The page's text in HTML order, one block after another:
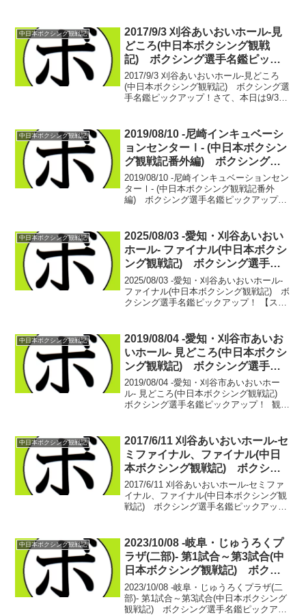
中日本ボクシング観戦記
2017/9/3 刈谷あいおいホール-見
どころ(中日本ボクシング観戦
記) ボクシング選手名鑑ピック
アップ！
2017/9/3 刈谷あいおいホール-見どころ
(中日本ボクシング観戦記) ボクシング選
手名鑑ピックアップ！さて、本日は9/3に
後楽園では将来のチャンピオ...
中日本ボクシング観戦記
2019/08/10 -尼崎インキュベーシ
ョンセンターⅠ- (中日本ボクシン
グ観戦記番外編) ボクシング選
手名鑑ピックアップ！
2019/08/10 -尼崎インキュベーションセン
ターⅠ- (中日本ボクシング観戦記番外
編) ボクシング選手名鑑ピックアップ！
に差し掛かる4週目。関西遠征に飛び、
10...
中日本ボクシング観戦記
2025/08/03 -愛知・刈谷あいおい
ホール- ファイナル(中日本ボクシ
ング観戦記) ボクシング選手名
鑑ピックアップ！
2025/08/03 -愛知・刈谷あいおいホール-
ファイナル(中日本ボクシング観戦記) ボ
クシング選手名鑑ピックアップ！ 【スー
ャブを突いていく樫谷に対し...
中日本ボクシング観戦記
2019/08/04 -愛知・刈谷市あいお
いホール- 見どころ(中日本ボクシ
ング観戦記) ボクシング選手名
鑑ピックアップ！
2019/08/04 -愛知・刈谷市あいおいホー
ル- 見どころ(中日本ボクシング観戦記)
ボクシング選手名鑑ピックアップ！ 観戦
どころ紹介！ この日、我らが中日本を
背...
中日本ボクシング観戦記
2017/6/11 刈谷あいおいホール-セ
ミファイナル、ファイナル(中日
本ボクシング観戦記) ボクシン
グ選手名鑑ピックアップ！
2017/6/11 刈谷あいおいホール-セミファ
イナル、ファイナル(中日本ボクシング観
戦記) ボクシング選手名鑑ピックアッ
シア)・丸木 和也 24戦19勝(...
中日本ボクシング観戦記
2023/10/08 -岐阜・じゅうろくプ
ラザ(二部)- 第1試合～第3試合(中
日本ボクシング観戦記) ボクシ
ング選手名鑑ピックアップ！
2023/10/08 -岐阜・じゅうろくプラザ(二
部)- 第1試合～第3試合(中日本ボクシング
観戦記) ボクシング選手名鑑ピックアッ